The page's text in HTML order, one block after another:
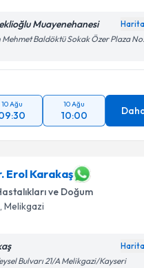
Muayenehanesi
Baldöktü Sokak Özer Plaza
10 Ağu 10 Ağu
10:00
Erol Karakaş
ve Doğum
, Melikgazi
Bulvarı 21/A Melikgazi/Kayseri